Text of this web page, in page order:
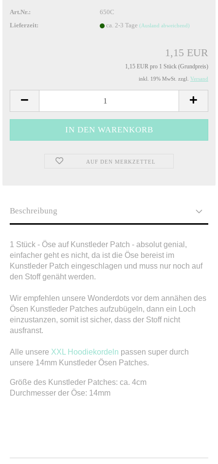
Art.Nr.:
650C
Lieferzeit:
ca. 2-3 Tage (Ausland abweichend)
1,15 EUR
1,15 EUR pro 1 Stück (Grundpreis)
inkl. 19% MwSt. zzgl. Versand
AUF DEN MERKZETTEL
Beschreibung
1 Stück - Öse auf Kunstleder Patch - absolut genial,
einfacher geht es nicht, da ist die Öse bereist im
Kunstleder Patch eingeschlagen und muss nur noch auf
den Stoff genäht werden.
Wir empfehlen unsere Wonderdots vor dem annähen des
Ösen Kunstleder Patches aufzubügeln, dann ein Loch
einzustanzen, somit ist sicher, dass der Stoff nicht
ausfranst.
Alle unsere XXL Hoodiekordeln passen super durch
unsere 14mm Kunstleder Ösen Patches.
Größe des Kunstleder Patches: ca. 4cm
Durchmesser der Öse: 14mm